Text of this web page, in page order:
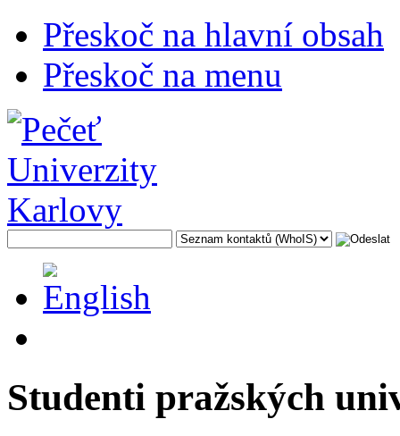
Přeskoč na hlavní obsah
Přeskoč na menu
Studenti pražských